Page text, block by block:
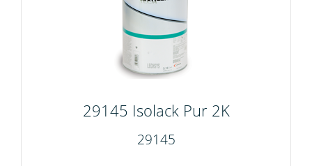
29145 Isolack Pur 2K
29145